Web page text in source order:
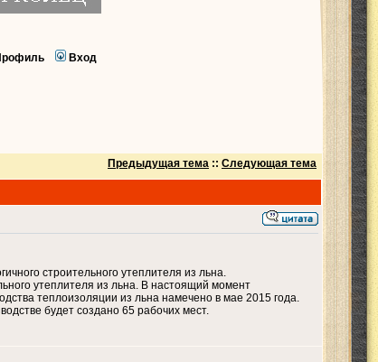
Вход
Предыдущая тема :: Следующая тема
строительного утеплителя из льна.
утеплителя из льна. В настоящий момент
теплоизоляции из льна намечено в мае 2015 года.
будет создано 65 рабочих мест.